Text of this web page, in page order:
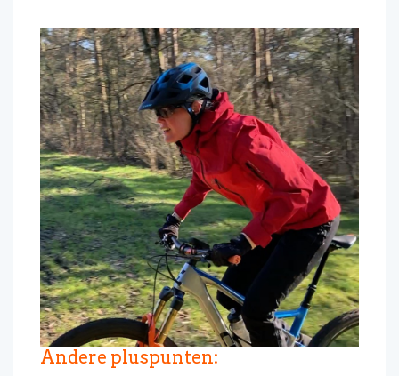
Andere pluspunten: